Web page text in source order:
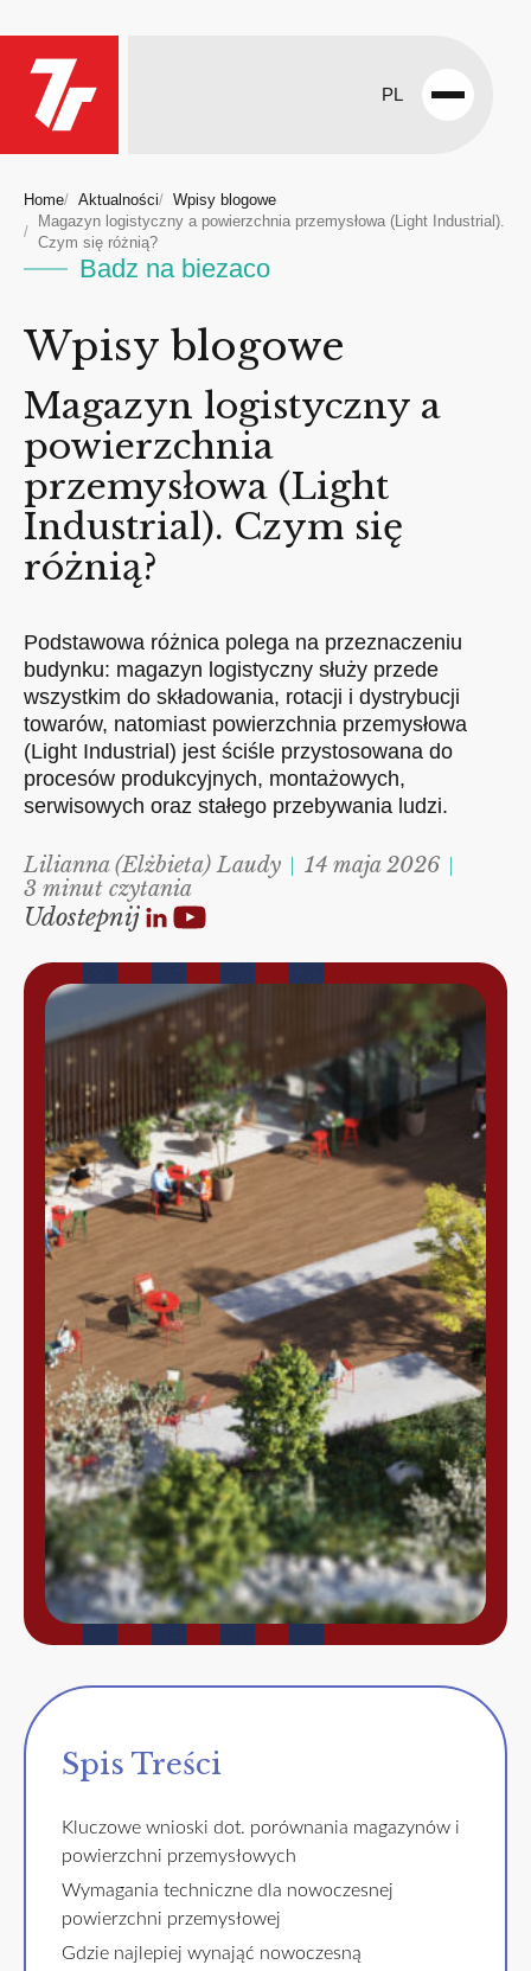
PL
Open
Home Aktualności
Wpisy blogowe
Magazyn logistyczny a powierzchnia przemysłowa (Light Industrial).
Czym się różnią?
Badz na biezaco
Wpisy blogowe
Magazyn logistyczny a
powierzchnia
przemysłowa (Light
Industrial). Czym się
różnią?
Podstawowa różnica polega na przeznaczeniu
budynku: magazyn logistyczny służy przede
wszystkim do składowania, rotacji i dystrybucji
towarów, natomiast powierzchnia przemysłowa
(Light Industrial) jest ściśle przystosowana do
procesów produkcyjnych, montażowych,
serwisowych oraz stałego przebywania ludzi.
Lilianna (Elżbieta) Laudy
14 maja 2026
3 minut czytania
Udostepnij
Spis Treści
Kluczowe wnioski dot. porównania magazynów i
powierzchni przemysłowych
Wymagania techniczne dla nowoczesnej
powierzchni przemysłowej
Gdzie najlepiej wynająć nowoczesną